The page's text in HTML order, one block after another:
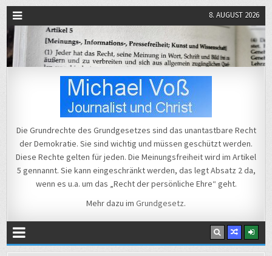
8. AUGUST 2026
Michael Voß
Die Grundrechte des Grundgesetzes sind das unantastbare Recht
der Demokratie. Sie sind wichtig und müssen geschützt werden.
Diese Rechte gelten für jeden. Die Meinungsfreiheit wird im Artikel
5 gennannt. Sie kann eingeschränkt werden, das legt Absatz 2 da,
wenn es u.a. um das „Recht der persönliche Ehre“ geht.
Mehr dazu im Grundgesetz.